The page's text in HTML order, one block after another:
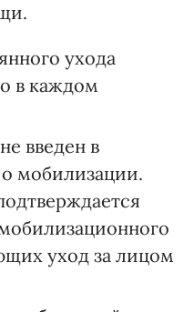
ухода
в каждом
введен в
мобилизации.
уход за лицом